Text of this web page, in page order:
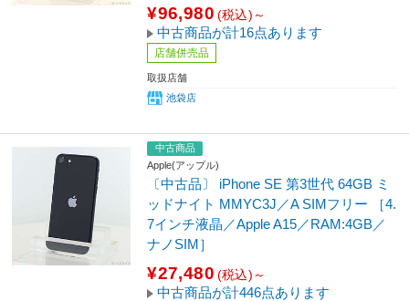
¥96,980 (税込)～
中古商品が計16点あります
店舗併売品
取扱店舗
池袋店
中古商品
Apple(アップル)
〔中古品〕 iPhone SE 第3世代 64GB ミ
ッドナイト MMYC3J／A SIMフリー ［4.
7インチ液晶／Apple A15／RAM:4GB／
ナノSIM］
¥27,480 (税込)～
中古商品が計446点あります